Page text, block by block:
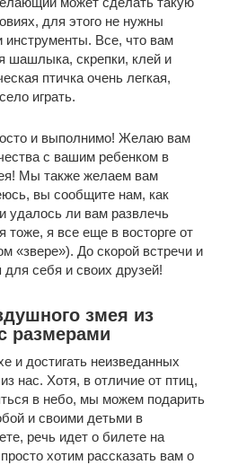
для этого не нужны
Все, что вам
шашлыка, скрепки, клей и
птичка очень легкая,
играть.
и выполнимо! Желаю вам
с вашим ребенком в
Мы также желаем вам
вы сообщите нам, как
ли вам развлечь
тоже, я все еще в восторге от
«звере»). До скорой встречи и
для себя и своих друзей!
змея из
размерами
и достигать неизведанных
нас. Хотя, в отличие от птиц,
в небо, мы можем подарить
и своими детьми в
речь идет о билете на
хотим рассказать вам о